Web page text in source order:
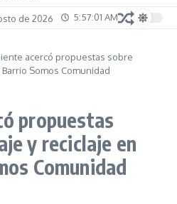
de 2026 5:57:01 AM
acercó propuestas sobre
Somos Comunidad
propuestas
y reciclaje en
Comunidad